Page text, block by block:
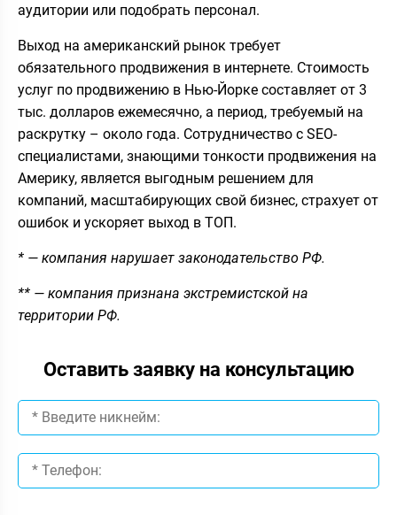
аудитории или подобрать персонал.
Выход на американский рынок требует
обязательного продвижения в интернете. Стоимость
услуг по продвижению в Нью-Йорке составляет от 3
тыс. долларов ежемесячно, а период, требуемый на
раскрутку – около года. Сотрудничество с SEO-
специалистами, знающими тонкости продвижения на
Америку, является выгодным решением для
компаний, масштабирующих свой бизнес, страхует от
ошибок и ускоряет выход в ТОП.
* — компания нарушает законодательство РФ.
** — компания признана экстремистской на
территории РФ.
Оставить заявку на консультацию